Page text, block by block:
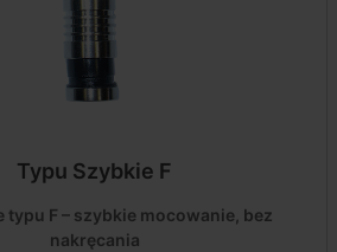
Typu Szybkie F
typu F – szybkie mocowanie, bez
nakręcania